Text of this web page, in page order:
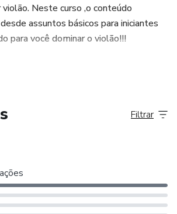
Neste curso ,o conteúdo
assuntos básicos para iniciantes
para você dominar o violão!!!
Filtrar